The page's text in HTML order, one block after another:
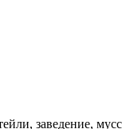
заведение,